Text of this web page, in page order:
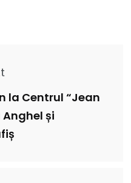
la Centrul “Jean
și